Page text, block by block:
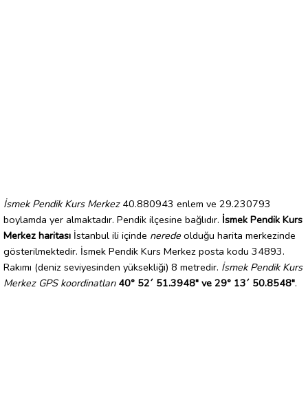
İsmek Pendik Kurs Merkez40.880943 enlem ve 29.230793
boylamda yer almaktadır. Pendik ilçesine bağlıdır. İsmek Pendik Kurs
Merkez haritası İstanbul ili içinde nerede olduğu harita merkezinde
gösterilmektedir. İsmek Pendik Kurs Merkez posta kodu 34893.
Rakımı (deniz seviyesinden yüksekliği) 8 metredir. İsmek Pendik Kurs
Merkez GPS koordinatları 40° 52´ 51.3948" ve 29° 13´ 50.8548".